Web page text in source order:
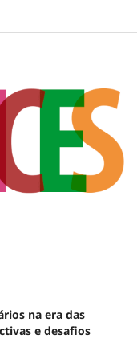
na era das
e desafios